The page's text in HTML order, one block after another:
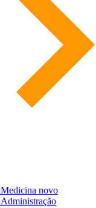
Medicina novo
Administração